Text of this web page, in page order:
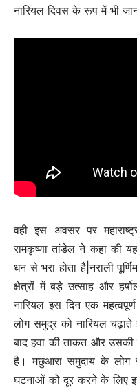
नारियल दिवस के रूप में भी
वही इस अवसर पर
रामकृष्णा तांडेल ने कहा की
धन से भरा होता है|नराली
क्षेत्रों में बड़े उत्साह और
नारियल इस दिन एक
लोग समुद्र को नारियल
बाद हवा की ताकत और
है। मछुआरा समुदाय के लोग
घटनाओं को दूर करने के लिए